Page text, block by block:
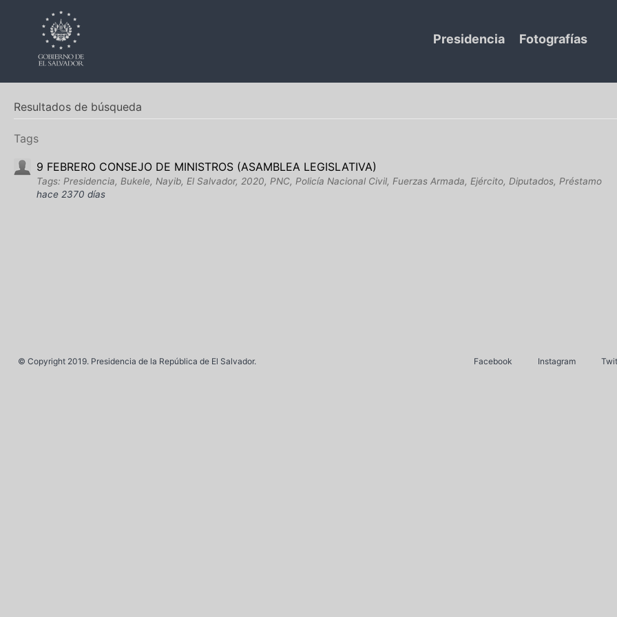
Presidencia Fotografías
Resultados de búsqueda
Tags
9 FEBRERO CONSEJO DE MINISTROS (ASAMBLEA LEGISLATIVA)
Tags: Presidencia, Bukele, Nayib, El Salvador, 2020, PNC, Policía Nacional Civil, Fuerzas Armada, Ejército, Diputados, Préstamo
hace 2370 días
© Copyright 2019. Presidencia de la República de El Salvador. Facebook Instagram